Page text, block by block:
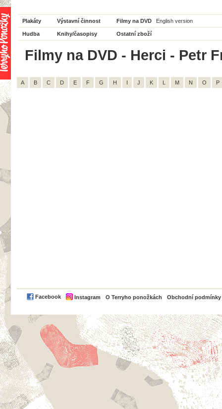
Plakáty Výstavní činnost Filmy na DVD English version
Hudba Knihy/časopisy Ostatní zboží
Filmy na DVD - Herci - Petr
A B C D E F G H I J K L M N O P
Facebook Instagram O Terryho ponožkách Obchodní podmínky
PayPal